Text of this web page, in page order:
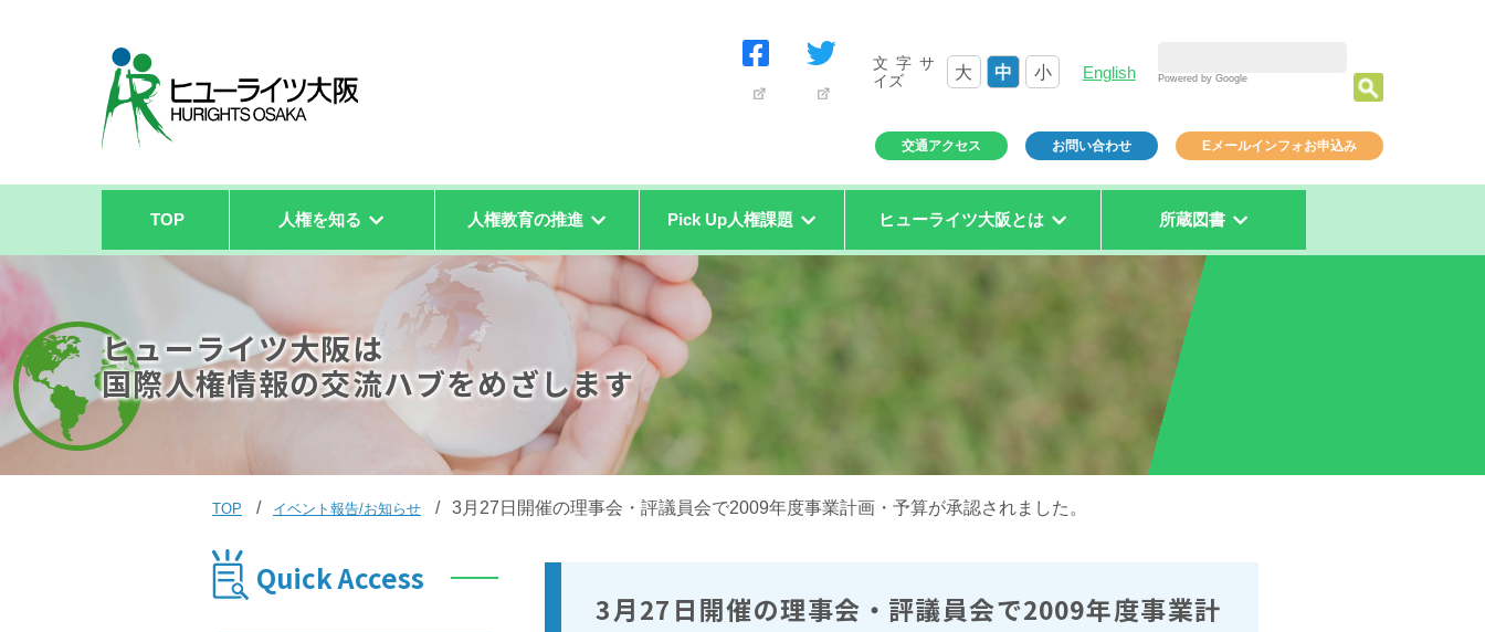
文字サ
イズ
大 中 小 English Powered by Google
交通アクセス お問い合わせ Eメールインフォお申込み
TOP 人権を知る 人権教育の推進 Pick Up人権課題 ヒューライツ大阪とは 所蔵図書
ヒューライツ大阪は
国際人権情報の交流ハブをめざします
TOP イベント報告/お知らせ 3月27日開催の理事会・評議員会で2009年度事業計画・予算が承認されました。
3月27日開催の理事会・評議員会で2009年度事業計
Quick Access